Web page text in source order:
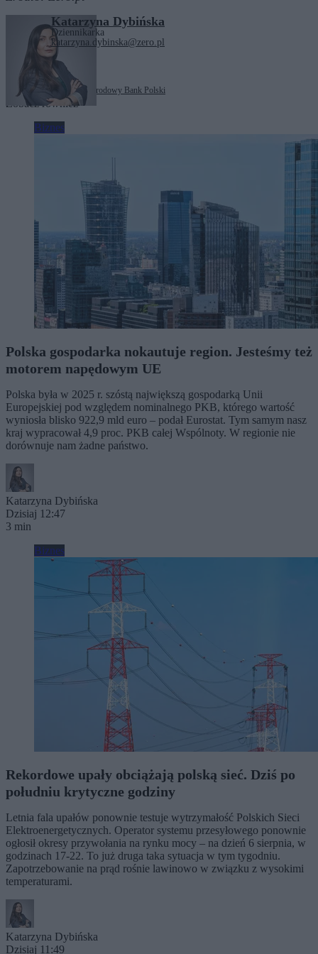
Katarzyna Dybińska
Dziennikarka
katarzyna.dybinska@zero.pl
Tagi: Adam Glapiński Narodowy Bank Polski
Zobacz również
Biznes
Polska gospodarka nokautuje region. Jesteśmy też
motorem napędowym UE
Polska była w 2025 r. szóstą największą gospodarką Unii
Europejskiej pod względem nominalnego PKB, którego wartość
wyniosła blisko 922,9 mld euro – podał Eurostat. Tym samym nasz
kraj wypracował 4,9 proc. PKB całej Wspólnoty. W regionie nie
dorównuje nam żadne państwo.
Katarzyna Dybińska
Dzisiaj 12:47
3 min
Biznes
Rekordowe upały obciążają polską sieć. Dziś po
południu krytyczne godziny
Letnia fala upałów ponownie testuje wytrzymałość Polskich Sieci
Elektroenergetycznych. Operator systemu przesyłowego ponownie
ogłosił okresy przywołania na rynku mocy – na dzień 6 sierpnia, w
godzinach 17-22. To już druga taka sytuacja w tym tygodniu.
Zapotrzebowanie na prąd rośnie lawinowo w związku z wysokimi
temperaturami.
Katarzyna Dybińska
Dzisiaj 11:49